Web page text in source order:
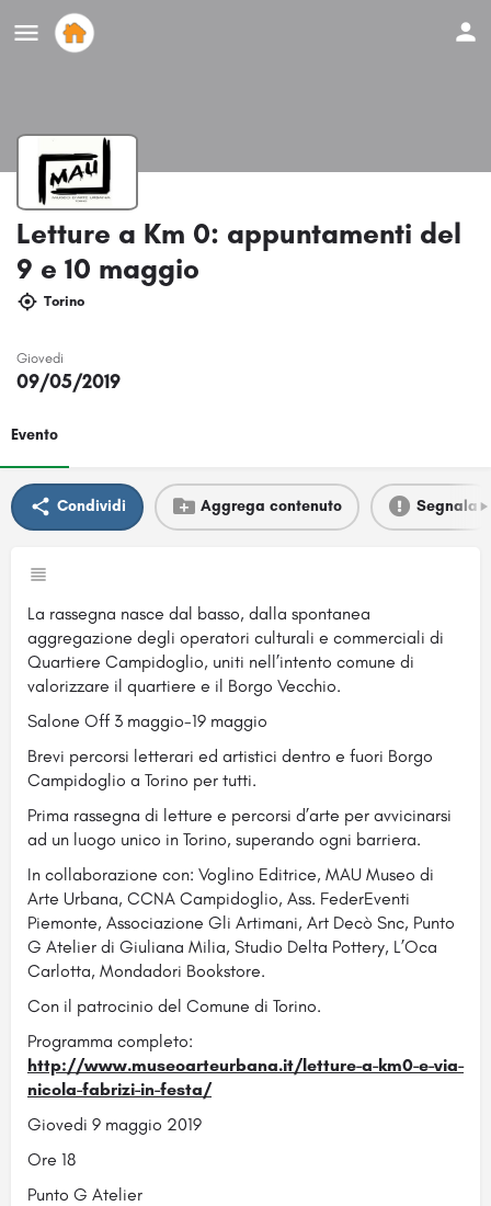
Letture a Km 0: appuntamenti del
9 e 10 maggio
Torino
Giovedi
09/05/2019
Evento
Condividi Aggrega contenuto Segnala
La rassegna nasce dal basso, dalla spontanea
aggregazione degli operatori culturali e commerciali di
Quartiere Campidoglio, uniti nell’intento comune di
valorizzare il quartiere e il Borgo Vecchio.
Salone Off 3 maggio-19 maggio
Brevi percorsi letterari ed artistici dentro e fuori Borgo
Campidoglio a Torino per tutti.
Prima rassegna di letture e percorsi d’arte per avvicinarsi
ad un luogo unico in Torino, superando ogni barriera.
In collaborazione con: Voglino Editrice, MAU Museo di
Arte Urbana, CCNA Campidoglio, Ass. FederEventi
Piemonte, Associazione Gli Artimani, Art Decò Snc, Punto
G Atelier di Giuliana Milia, Studio Delta Pottery, L’Oca
Carlotta, Mondadori Bookstore.
Con il patrocinio del Comune di Torino.
Programma completo:
http://www.museoarteurbana.it/letture-a-km0-e-via-
nicola-fabrizi-in-festa/
Giovedi 9 maggio 2019
Ore 18
Punto G Atelier